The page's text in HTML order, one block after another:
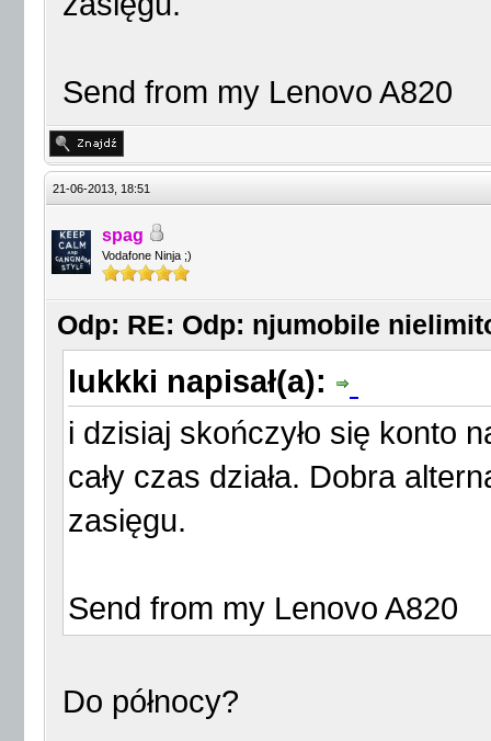
Send from my Lenovo A820
21-06-2013, 18:51
spag
Vodafone Ninja ;)
Odp: RE: Odp: njumobile
lukkki napisał(a):
i dzisiaj skończyło się konto
cały czas działa. Dobra
zasięgu.
Send from my Lenovo A820
Do północy?